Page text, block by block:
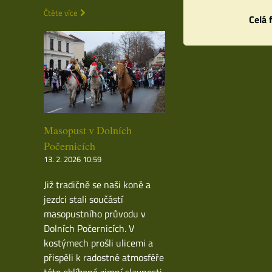
Celá
Čtěte více
Masopust v Dolních
Počernicích
13. 2. 2026 10:59
Již tradičně se naši koně a
jezdci stali součástí
masopustního průvodu v
Dolních Počernicích. V
kostýmech prošli ulicemi a
přispěli k radostné atmosféře